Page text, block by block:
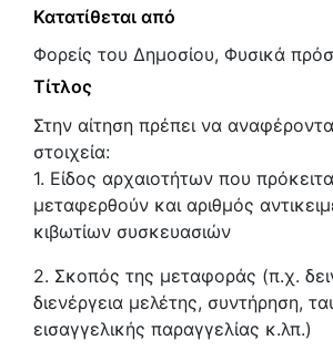
Κατατίθεται από
Φορείς του Δημοσίου, Φυσικά
Τίτλος
Στην αίτηση πρέπει να
στοιχεία:
1. Είδος αρχαιοτήτων που
μεταφερθούν και αριθμός
κιβωτίων συσκευασιών
2. Σκοπός της μεταφοράς (π.χ.
διενέργεια μελέτης, συντήρηση,
εισαγγελικής παραγγελίας κ.λπ.)